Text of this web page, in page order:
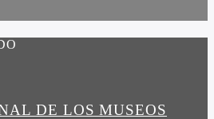
DE LOS MUSEOS